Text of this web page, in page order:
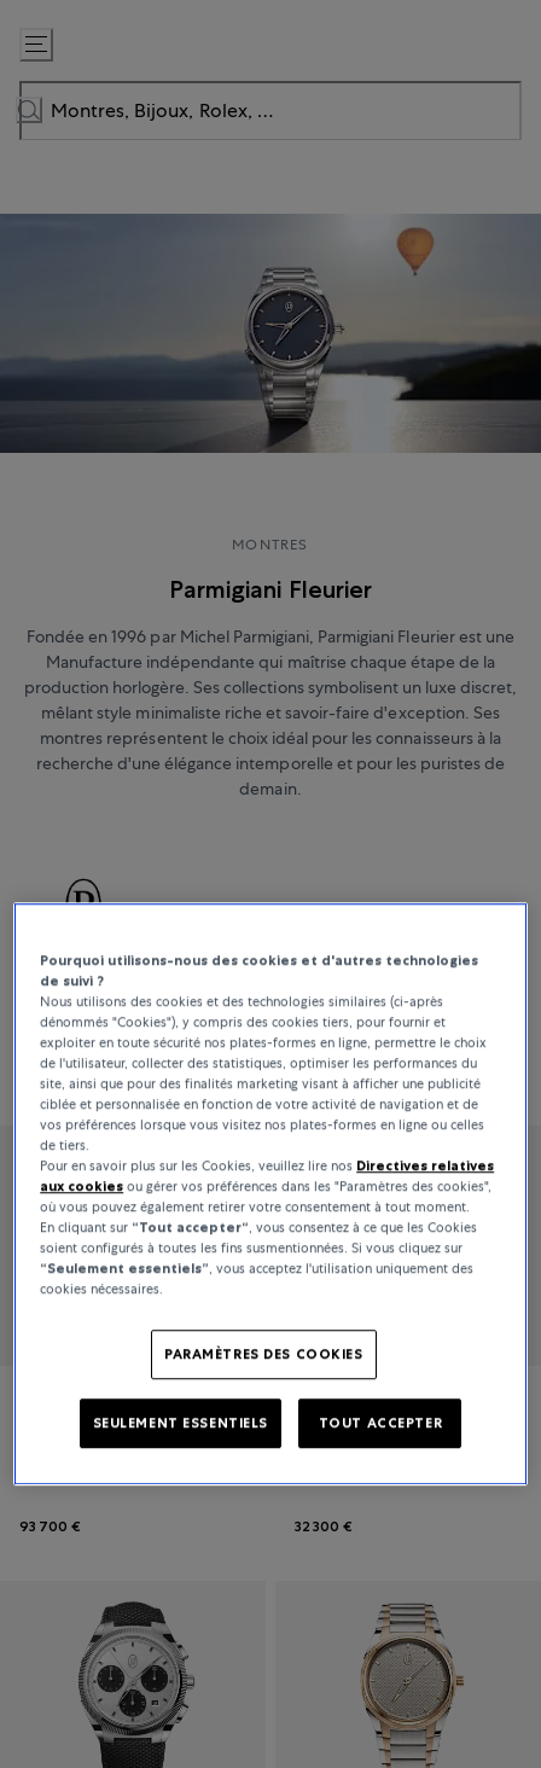
Passer
au
contenu
MONTRES
Parmigiani Fleurier
Fondée en 1996 par Michel Parmigiani, Parmigiani Fleurier est une
Manufacture indépendante qui maîtrise chaque étape de la
production horlogère. Ses collections symbolisent un luxe discret,
mêlant style minimaliste riche et savoir-faire d'exception. Ses
montres représentent le choix idéal pour les connaisseurs à la
recherche d'une élégance intemporelle et pour les puristes de
demain.
Tous les filtres 16 Products
Sort By
Pertinence
Parmigiani Fleurier
TONDA PF
93 700 €
Parmigiani Fleurier
TONDA PF SPORT
32 300 €
Pourquoi utilisons-nous des cookies et d'autres technologies
de suivi ?
Nous utilisons des cookies et des technologies similaires (ci-après
dénommés "Cookies"), y compris des cookies tiers, pour fournir et
exploiter en toute sécurité nos plates-formes en ligne, permettre le choix
de l'utilisateur, collecter des statistiques, optimiser les performances du
site, ainsi que pour des finalités marketing visant à afficher une publicité
ciblée et personnalisée en fonction de votre activité de navigation et de
vos préférences lorsque vous visitez nos plates-formes en ligne ou celles
de tiers.
Pour en savoir plus sur les Cookies, veuillez lire nos Directives relatives
aux cookies ou gérer vos préférences dans les "Paramètres des cookies",
où vous pouvez également retirer votre consentement à tout moment.
En cliquant sur “Tout accepter“, vous consentez à ce que les Cookies
soient configurés à toutes les fins susmentionnées. Si vous cliquez sur
“Seulement essentiels”, vous acceptez l'utilisation uniquement des
cookies nécessaires.
PARAMÈTRES DES COOKIES
SEULEMENT ESSENTIELS TOUT ACCEPTER